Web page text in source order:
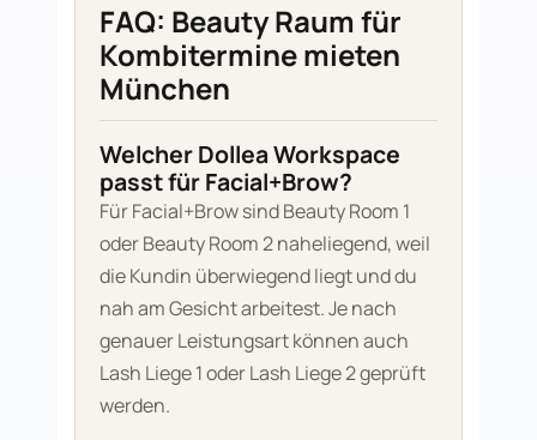
FAQ: Beauty Raum für
Kombitermine mieten
München
Welcher Dollea Workspace
passt für Facial+Brow?
Für Facial+Brow sind Beauty Room 1
oder Beauty Room 2 naheliegend, weil
die Kundin überwiegend liegt und du
nah am Gesicht arbeitest. Je nach
genauer Leistungsart können auch
Lash Liege 1 oder Lash Liege 2 geprüft
werden.